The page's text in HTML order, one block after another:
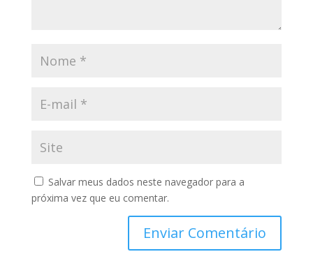
Salvar meus dados neste navegador para a
próxima vez que eu comentar.